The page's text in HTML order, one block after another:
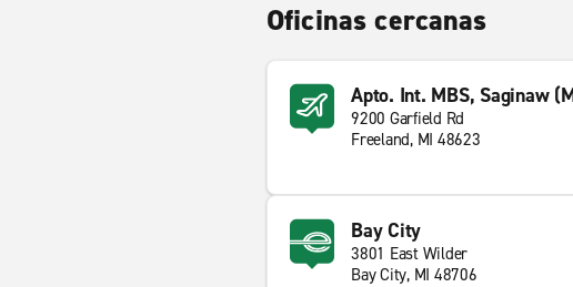
Oficinas cercanas
Apto. Int. MBS, Saginaw
9200 Garfield Rd
Freeland, MI 48623
Bay City
3801 East Wilder
Bay City, MI 48706